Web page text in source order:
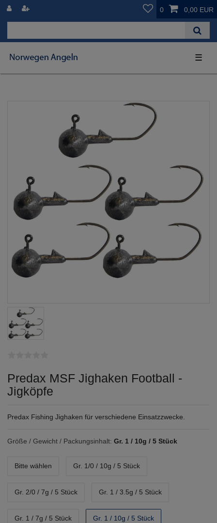
0 0,00 EUR
☰
Predax MSF Jighaken Football -
Jigköpfe
Predax Fishing Jighaken für verschiedene Einsatzzwecke.
Größe / Gewicht / Packungsinhalt: Gr. 1 / 10g / 5 Stück
Bitte wählen Gr. 1/0 / 10g / 5 Stück
Gr. 2/0 / 7g / 5 Stück Gr. 1 / 3.5g / 5 Stück
Gr. 1 / 7g / 5 Stück Gr. 1 / 10g / 5 Stück